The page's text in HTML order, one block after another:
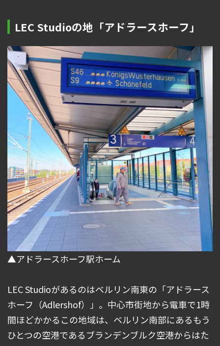
LEC Studioの地「アドラースホーフ」
▲アドラースホーフ駅ホーム
LEC Studioがあるのはベルリン南東の「アドラース
ホーフ（Adlershof）」。中心市街地から電車で1時
間ほどかかるこの地域は、ベルリン南部にあるもう
ひとつの空港であるブランデンブルク空港からはた